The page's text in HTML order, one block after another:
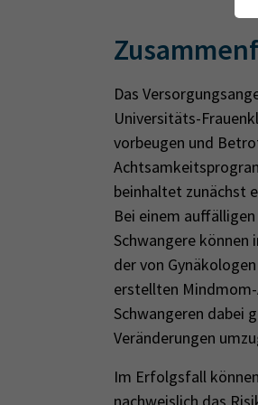
Das
Universitäts-
vorbeugen und
beinhaltet zunächst
Bei einem
Schwangere
der von
erstellten
Schwangeren dabei
Veränderungen
Im Erfolgsfall